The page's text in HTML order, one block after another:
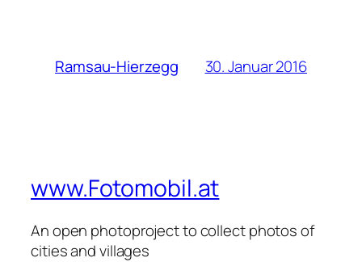
Ramsau-Hierzegg 30. Januar 2016
www.Fotomobil.at
An open photoproject to collect photos of
cities and villages